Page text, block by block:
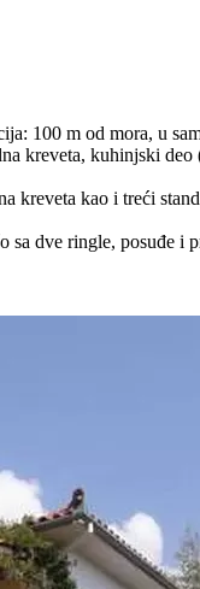
100 m od mora, u
kreveta, kuhinjski
kao i treći
dve ringle, posuđe